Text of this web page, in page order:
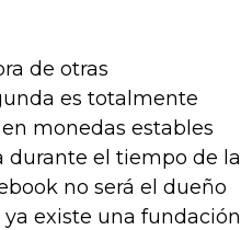
de otras
es totalmente
monedas estables
durante el tiempo de la
no será el dueño
existe una fundación